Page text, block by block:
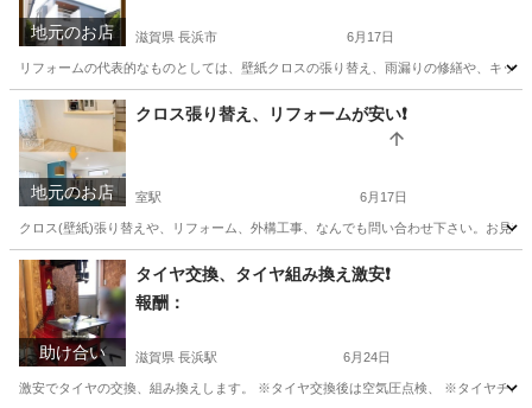
地元のお店 滋賀県 長浜市 6月17日
リフォームの代表的なものとしては、壁紙クロスの張り替え、雨漏りの修繕や、キッ
滋賀 長浜市 便利屋 無料
地元のお店
クロス張り替え、リフォームが安い❗️
室駅 6月17日
クロス(壁紙)張り替えや、リフォーム、外構工事、なんでも問い合わせ下さい。お見
岐阜 大垣市 室駅 その他 無料
助け合い
タイヤ交換、タイヤ組み換え激安❗️
報酬：
滋賀県 長浜駅 6月24日
激安でタイヤの交換、組み換えします。 ※タイヤ交換後は空気圧点検、 ※タイヤチェ